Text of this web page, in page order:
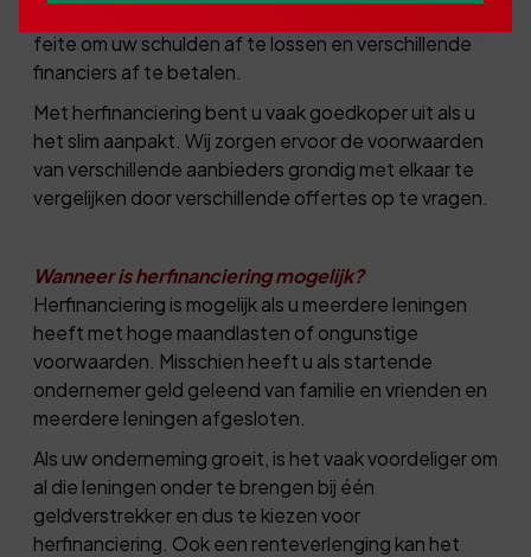
feite om uw schulden af te lossen en verschillende
financiers af te betalen.
Met herfinanciering bent u vaak goedkoper uit als u
het slim aanpakt. Wij zorgen ervoor de voorwaarden
van verschillende aanbieders grondig met elkaar te
vergelijken door verschillende offertes op te vragen.
Wanneer is herfinanciering mogelijk?
Herfinanciering is mogelijk als u meerdere leningen
heeft met hoge maandlasten of ongunstige
voorwaarden. Misschien heeft u als startende
ondernemer geld geleend van familie en vrienden en
meerdere leningen afgesloten.
Als uw onderneming groeit, is het vaak voordeliger om
al die leningen onder te brengen bij één
geldverstrekker en dus te kiezen voor
herfinanciering. Ook een renteverlenging kan het